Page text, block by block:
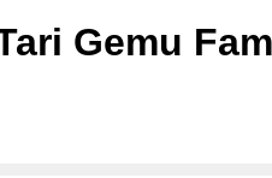
Gemu